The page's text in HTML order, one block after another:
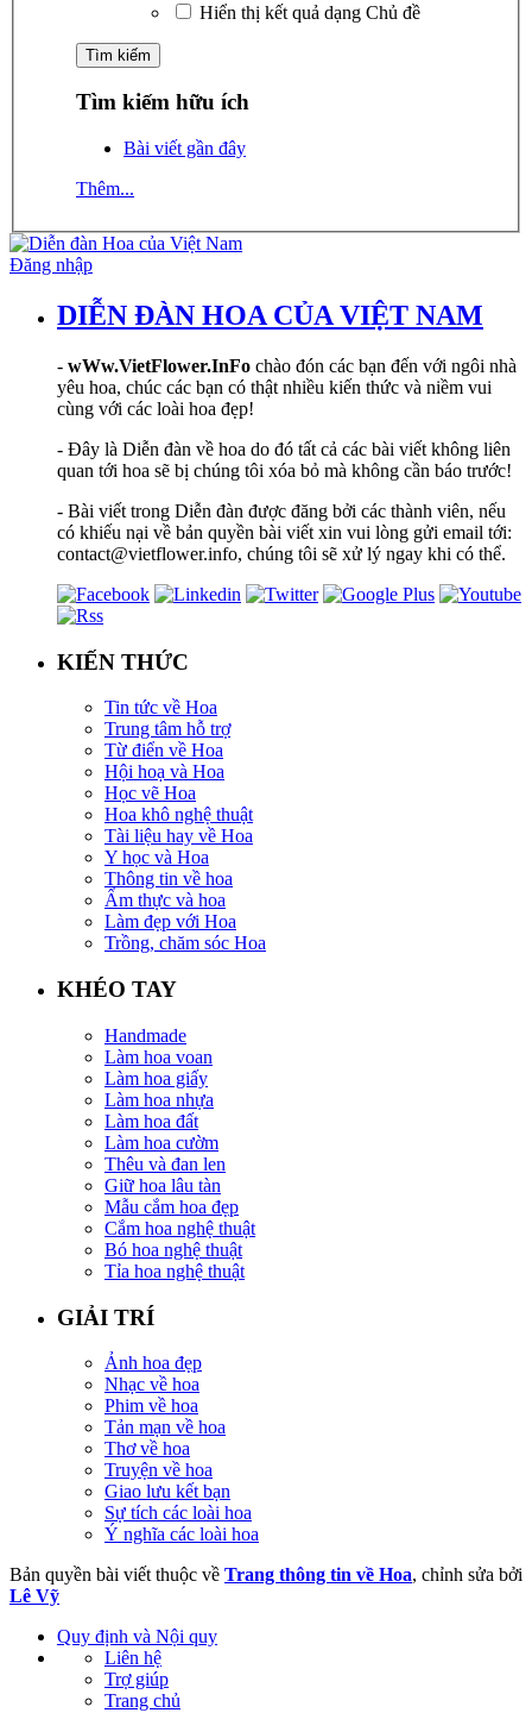
Hiển thị kết quả dạng Chủ đề
Tìm kiếm hữu ích
Bài viết gần đây
Thêm...
Đăng nhập
DIỄN ĐÀN HOA CỦA VIỆT NAM
- wWw.VietFlower.InFo chào đón các bạn đến với ngôi nhà
yêu hoa, chúc các bạn có thật nhiều kiến thức và niềm vui
cùng với các loài hoa đẹp!
- Đây là Diễn đàn về hoa do đó tất cả các bài viết không liên
quan tới hoa sẽ bị chúng tôi xóa bỏ mà không cần báo trước!
- Bài viết trong Diễn đàn được đăng bởi các thành viên, nếu
có khiếu nại về bản quyền bài viết xin vui lòng gửi email tới:
contact@vietflower.info, chúng tôi sẽ xử lý ngay khi có thể.
KIẾN THỨC
Tin tức về Hoa
Trung tâm hỗ trợ
Từ điển về Hoa
Hội hoạ và Hoa
Học vẽ Hoa
Hoa khô nghệ thuật
Tài liệu hay về Hoa
Y học và Hoa
Thông tin về hoa
Ẩm thực và hoa
Làm đẹp với Hoa
Trồng, chăm sóc Hoa
KHÉO TAY
Handmade
Làm hoa voan
Làm hoa giấy
Làm hoa nhựa
Làm hoa đất
Làm hoa cườm
Thêu và đan len
Giữ hoa lâu tàn
Mẫu cắm hoa đẹp
Cắm hoa nghệ thuật
Bó hoa nghệ thuật
Tỉa hoa nghệ thuật
GIẢI TRÍ
Ảnh hoa đẹp
Nhạc về hoa
Phim về hoa
Tản mạn về hoa
Thơ về hoa
Truyện về hoa
Giao lưu kết bạn
Sự tích các loài hoa
Ý nghĩa các loài hoa
Bản quyền bài viết thuộc về Trang thông tin về Hoa, chỉnh sửa bởi
Lê Vỹ
Quy định và Nội quy
Liên hệ
Trợ giúp
Trang chủ